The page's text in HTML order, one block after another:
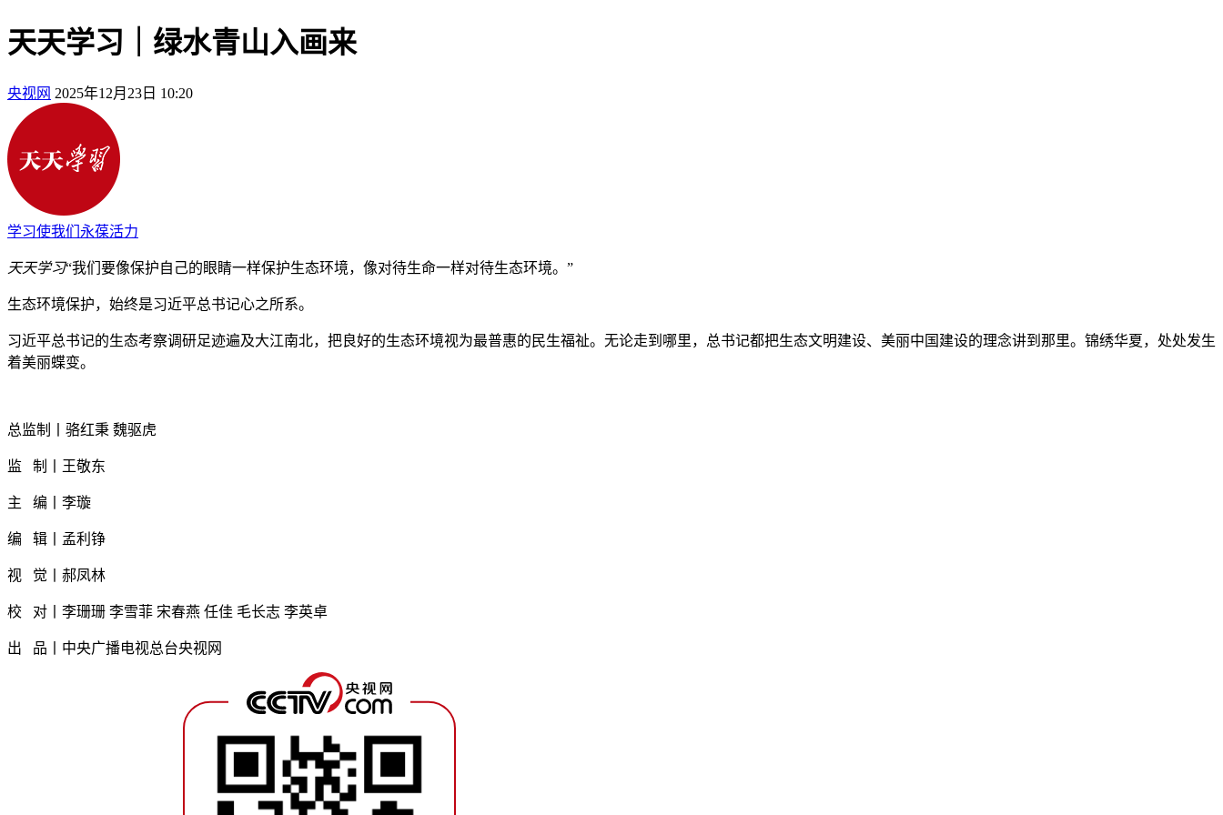
天天学习｜绿水青山入画来
央视网 2025年12月23日 10:20
学习使我们永葆活力
天天学习“我们要像保护自己的眼睛一样保护生态环境，像对待生命一样对待生态环境。”
生态环境保护，始终是习近平总书记心之所系。
习近平总书记的生态考察调研足迹遍及大江南北，把良好的生态环境视为最普惠的民生福祉。无论走到哪里，总书记都把生态文明建设、美丽中国建设的理念讲到那里。锦绣华夏，处处发生
着美丽蝶变。
总监制丨骆红秉 魏驱虎
监 制丨王敬东
主 编丨李璇
编 辑丨孟利铮
视 觉丨郝凤林
校 对丨李珊珊 李雪菲 宋春燕 任佳 毛长志 李英卓
出 品丨中央广播电视总台央视网